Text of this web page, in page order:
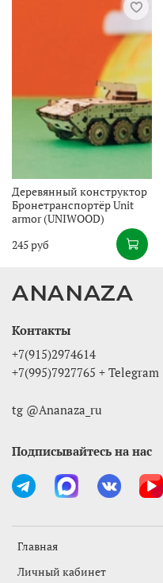
Деревянный конструктор
Бронетранспортёр Unit
armor (UNIWOOD)
245 руб
ANANAZA
Главная
Личный кабинет
Контакты
+7(915)2974614
+7(995)7927765 + Telegram
tg @Ananaza_ru
Подписывайтесь на нас